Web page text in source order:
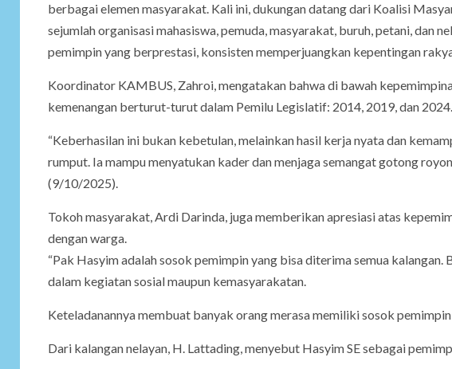
berbagai elemen masyarakat. Kali ini, dukungan datang dari Koalisi
sejumlah organisasi mahasiswa, pemuda, masyarakat, buruh, petani, dan
pemimpin yang berprestasi, konsisten memperjuangkan kepentingan
Koordinator KAMBUS, Zahroi, mengatakan bahwa di bawah
kemenangan berturut-turut dalam Pemilu Legislatif: 2014, 2019, dan 2024.
“Keberhasilan ini bukan kebetulan, melainkan hasil kerja nyata dan
rumput. Ia mampu menyatukan kader dan menjaga semangat gotong
(9/10/2025).
Tokoh masyarakat, Ardi Darinda, juga memberikan apresiasi atas
dengan warga.
“Pak Hasyim adalah sosok pemimpin yang bisa diterima semua
dalam kegiatan sosial maupun kemasyarakatan.
Keteladanannya membuat banyak orang merasa memiliki sosok
Dari kalangan nelayan, H. Lattading, menyebut Hasyim SE sebagai